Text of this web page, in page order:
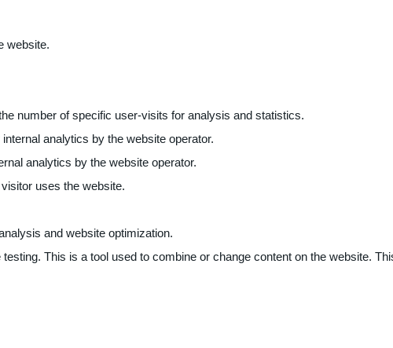
website.
number of specific user-visits for analysis and statistics.
analytics by the website operator.
analytics by the website operator.
uses the website.
and website optimization.
This is a tool used to combine or change content on the website.